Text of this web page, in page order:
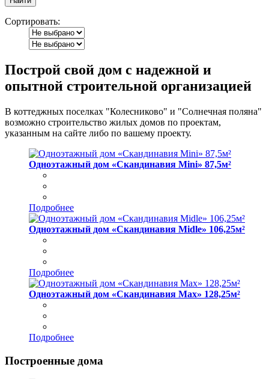
Сортировать:
Построй свой дом с надежной и
опытной строительной организацией
В коттеджных поселках "Колесниково" и "Солнечная поляна"
возможно строительство жилых домов по проектам,
указанным на сайте либо по вашему проекту.
Одноэтажный дом «Скандинавия Mini» 87,5м²
Подробнее
Одноэтажный дом «Скандинавия Midle» 106,25м²
Подробнее
Одноэтажный дом «Скандинавия Max» 128,25м²
Подробнее
Построенные дома